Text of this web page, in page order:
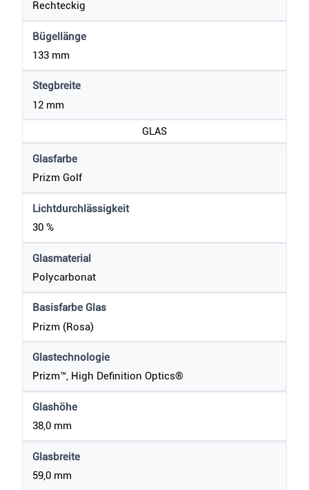
Rechteckig
Bügellänge
133 mm
Stegbreite
12 mm
GLAS
Glasfarbe
Prizm Golf
Lichtdurchlässigkeit
30 %
Glasmaterial
Polycarbonat
Basisfarbe Glas
Prizm (Rosa)
Glastechnologie
Prizm™, High Definition Optics®
Glashöhe
38,0 mm
Glasbreite
59,0 mm